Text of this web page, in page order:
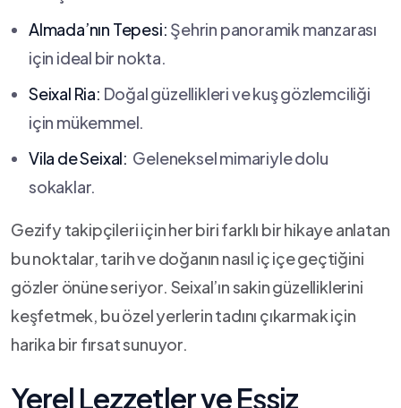
Almada’nın Tepesi: Şehrin panoramik manzarası
için ideal bir nokta.
Seixal Ria: Doğal güzellikleri ve kuş⁣ gözlemciliği
için mükemmel.
Vila de Seixal: ⁣ Geleneksel mimariyle dolu
sokaklar.
Gezify takipçileri için her biri farklı bir hikaye ‍anlatan
bu noktalar, tarih ve doğanın nasıl​ iç ⁤içe geçtiğini
gözler önüne seriyor. ‌Seixal’ın sakin güzelliklerini
keşfetmek, bu özel yerlerin tadını çıkarmak için
harika bir fırsat sunuyor.
Yerel‌ Lezzetler ve Eşsiz